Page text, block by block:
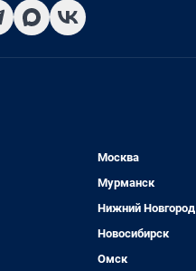
Москва
Мурманск
Нижний Новгород
Новосибирск
Омск